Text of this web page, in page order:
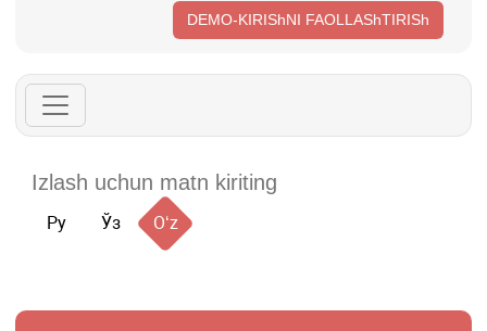
DEMO-KIRIShNI FAOLLAShTIRISh
Ру Ўз Oʻz